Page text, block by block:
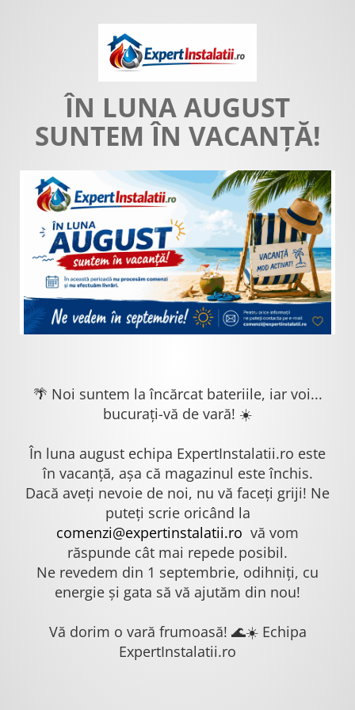
ÎN LUNA AUGUST
SUNTEM ÎN VACANȚĂ!
🌴 Noi suntem la încărcat bateriile, iar voi...
bucurați-vă de vară! ☀️
În luna august echipa ExpertInstalatii.ro este
în vacanță, așa că magazinul este închis.
Dacă aveți nevoie de noi, nu vă faceți griji! Ne
puteți scrie oricând la
comenzi@expertinstalatii.ro vă vom
răspunde cât mai repede posibil.
Ne revedem din 1 septembrie, odihniți, cu
energie și gata să vă ajutăm din nou!
Vă dorim o vară frumoasă! 🌊☀️ Echipa
ExpertInstalatii.ro